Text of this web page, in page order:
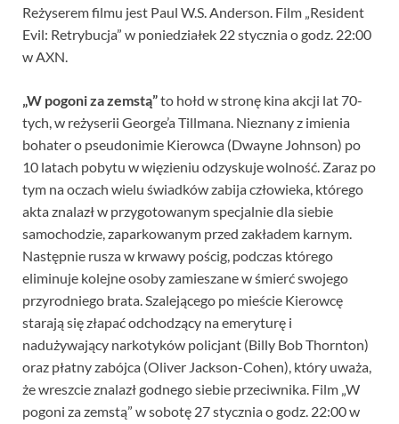
Reżyserem filmu jest Paul W.S. Anderson. Film „Resident
Evil: Retrybucja” w poniedziałek 22 stycznia o godz. 22:00
w AXN.
„W pogoni za zemstą”to hołd w stronę kina akcji lat 70-
tych, w reżyserii George’a Tillmana. Nieznany z imienia
bohater o pseudonimie Kierowca (Dwayne Johnson) po
10 latach pobytu w więzieniu odzyskuje wolność. Zaraz po
tym na oczach wielu świadków zabija człowieka, którego
akta znalazł w przygotowanym specjalnie dla siebie
samochodzie, zaparkowanym przed zakładem karnym.
Następnie rusza w krwawy pościg, podczas którego
eliminuje kolejne osoby zamieszane w śmierć swojego
przyrodniego brata. Szalejącego po mieście Kierowcę
starają się złapać odchodzący na emeryturę i
nadużywający narkotyków policjant (Billy Bob Thornton)
oraz płatny zabójca (Oliver Jackson-Cohen), który uważa,
że wreszcie znalazł godnego siebie przeciwnika. Film „W
pogoni za zemstą” w sobotę 27 stycznia o godz. 22:00 w